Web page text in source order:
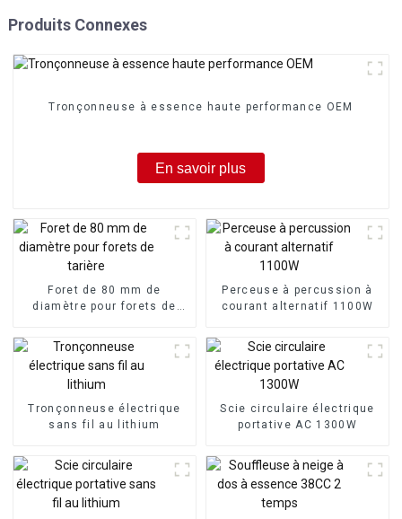
Produits Connexes
Tronçonneuse à essence haute performance OEM
En savoir plus
Foret de 80 mm de
diamètre pour forets de
Perceuse à percussion à
courant alternatif 1100W
Tronçonneuse électrique
sans fil au lithium
Scie circulaire électrique
portative AC 1300W